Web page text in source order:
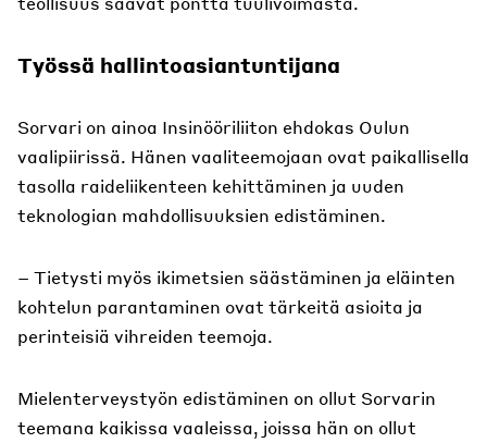
Työssä hallintoasiantuntijana
Sorvari on ainoa Insinööriliiton ehdokas Oulun
vaalipiirissä. Hänen vaaliteemojaan ovat paikallisella
tasolla raideliikenteen kehittäminen ja uuden
teknologian mahdollisuuksien edistäminen.
– Tietysti myös ikimetsien säästäminen ja eläinten
kohtelun parantaminen ovat tärkeitä asioita ja
perinteisiä vihreiden teemoja.
Mielenterveystyön edistäminen on ollut Sorvarin
teemana kaikissa vaaleissa, joissa hän on ollut